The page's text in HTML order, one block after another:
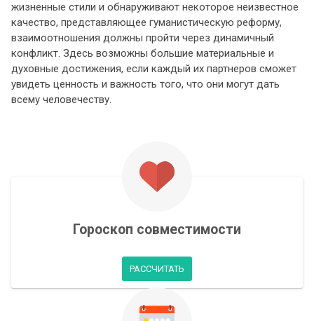
жизненные стили и обнаруживают некоторое неизвестное
качество, представляющее гуманистическую реформу,
взаимоотношения должны пройти через динамичный
конфликт. Здесь возможны большие материальные и
духовные достижения, если каждый их партнеров сможет
увидеть ценность и важность того, что они могут дать
всему человечеству.
Гороскоп совместимости
РАССЧИТАТЬ